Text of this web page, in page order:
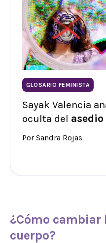
GLOSARIO FEMINISTA
Sayak Valencia
oculta del
Por Sandra Rojas
¿Cómo cambiar
cuerpo?